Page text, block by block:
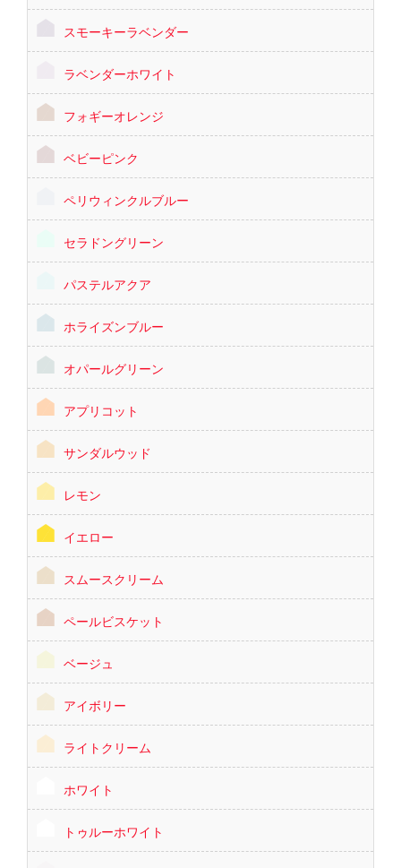
スモーキーラベンダー
ラベンダーホワイト
フォギーオレンジ
ベビーピンク
ペリウィンクルブルー
セラドングリーン
パステルアクア
ホライズンブルー
オパールグリーン
アプリコット
サンダルウッド
レモン
イエロー
スムースクリーム
ペールビスケット
ベージュ
アイボリー
ライトクリーム
ホワイト
トゥルーホワイト